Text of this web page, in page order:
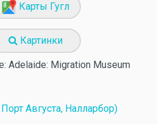
Карты Гугл
Картинки
Adelaide: Migration Museum
Августа, Налларбор)